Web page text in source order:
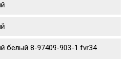
белый 8-97409-903-1 fvr34